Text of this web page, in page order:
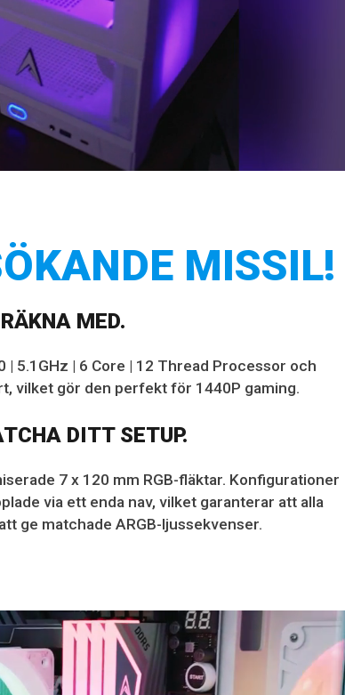
MISSIL!
MED.
| 5.1GHz | 6 Core | 12 Thread Processor och
vilket gör den perfekt för 1440P gaming.
DITT SETUP.
7 x 120 mm RGB-fläktar. Konfigurationer
via ett enda nav, vilket garanterar att alla
ge matchade ARGB-ljussekvenser.